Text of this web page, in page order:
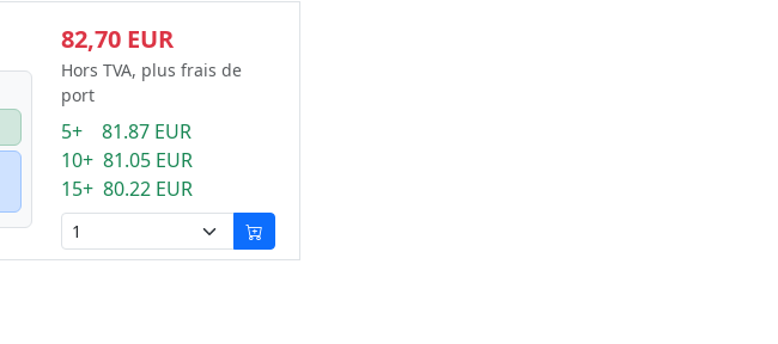
82,70 EUR
Hors TVA, plus frais de
port
5+ 81.87 EUR
10+ 81.05 EUR
15+ 80.22 EUR